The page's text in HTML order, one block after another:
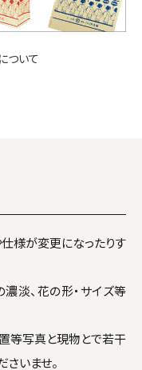
ついて
様が変更になったりす
淡、花の形・サイズ等
等写真と現物とで若干
いませ。